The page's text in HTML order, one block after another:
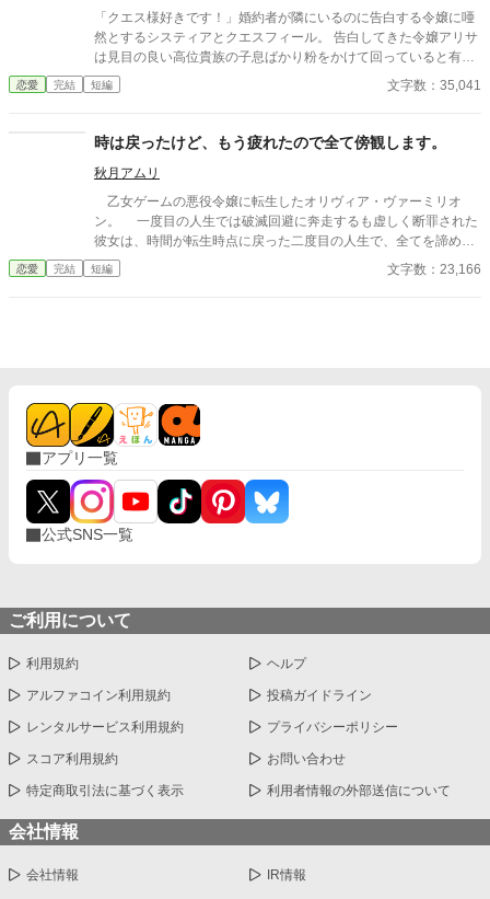
「クエス様好きです！」婚約者が隣にいるのに告白する令嬢に唖
然とするシスティアとクエスフィール。 告白してきた令嬢アリサ
は見目の良い高位貴族の子息ばかり粉をかけて回っていると有名
な人物だった。 しかも「イベント」「システム」など訳が分から
ない事を言っているらしい。 そう、アリサは転生者。ここが乙女
らない。他にも転生者がいることを。 ※不定期連載です。毎日投
稿する時もあれば日が開く事もあります。
恋愛 完結 短編 文字数：35,041
時は戻ったけど、もう疲れたので全て傍観します。
秋月アムリ
乙女ゲームの悪役令嬢に転生したオリヴィア・ヴァーミリオ
ン。 一度目の人生では破滅回避に奔走するも虚しく断罪された
彼女は、時間が転生時点に戻った二度目の人生で、全てを諦めて
いた。 もう疲れた。どうせ無駄なら、せめて断罪の日まで穏や
かに眠って過ごしたい──そう願い、積極的に引きこもり傍観を決
恋愛 完結 短編 文字数：23,166
アプリ一覧
公式SNS一覧
ご利用について
利用規約 ヘルプ
アルファコイン利用規約 投稿ガイドライン
レンタルサービス利用規約 プライバシーポリシー
スコア利用規約 お問い合わせ
特定商取引法に基づく表示 利用者情報の外部送信について
会社情報
会社情報 IR情報